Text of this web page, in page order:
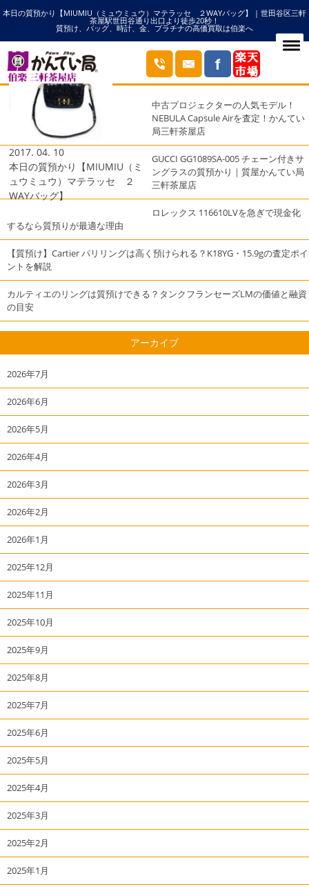
本日の質預かり【MIUMIU（ミュウミュウ）マテラッセ ２WAYバッグ】 | 世田谷区三軒
茶屋駅世田谷通り出口より徒歩20秒！
質預け、バッグ、時計、金、プラチナの高価買取は伯楽へ
HOME マテラッセの記事一覧
ブログ
2017. 04. 10
本日の質預かり【MIUMIU（ミ
ュウミュウ）マテラッセ ２
WAYバッグ】
最近の投稿
中古プロジェクターの人気モデル！
NEBULA Capsule Airを査定！かんてい
局三軒茶屋店
GUCCI GG1089SA-005 チェーン付きサ
ングラスの質預かり｜質屋かんてい局
三軒茶屋店
ロレックス 116610LVを急ぎで現金化
するなら質預りが最適な理由
【質預け】Cartier パリリングは高く預けられる？K18YG・15.9gの査定ポイ
ントを解説
カルティエのリングは質預けできる？タンクフランセーズLMの価値と融資
の目安
アーカイブ
2026年7月
2026年6月
2026年5月
2026年4月
2026年3月
2026年2月
2026年1月
2025年12月
2025年11月
2025年10月
2025年9月
2025年8月
2025年7月
2025年6月
2025年5月
2025年4月
2025年3月
2025年2月
2025年1月